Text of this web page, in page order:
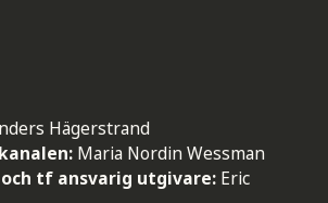
Hägerstrand
Maria Nordin Wessman
tf ansvarig utgivare: Eric